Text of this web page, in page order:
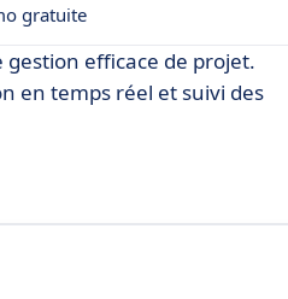
gratuite
efficace de projet.
en temps réel et suivi des